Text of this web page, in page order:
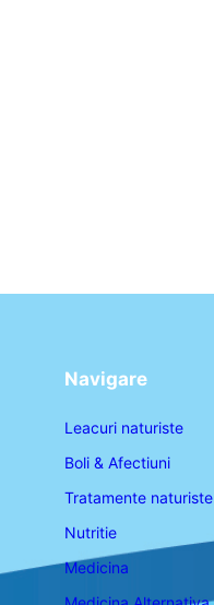
Navigare
Leacuri naturiste
Boli & Afectiuni
Tratamente naturiste
Nutritie
Medicina